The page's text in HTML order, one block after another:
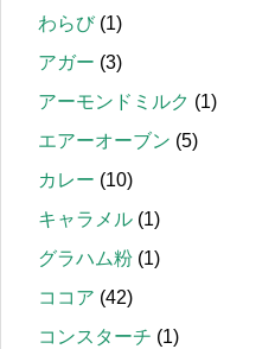
わらび(1)
アガー (3)
アーモンドミルク (1)
エアーオーブン (5)
カレー (10)
キャラメル (1)
グラハム粉 (1)
ココア (42)
コンスターチ (1)